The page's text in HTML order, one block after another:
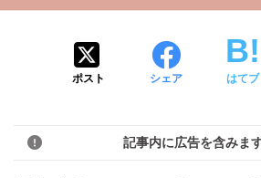
ポスト シェア はてブ
記事内に広告を含みま